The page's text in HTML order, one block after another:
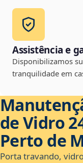
Assistência e
Disponibilizamos
tranquilidade em
de Vidro
Perto de
Porta travando,